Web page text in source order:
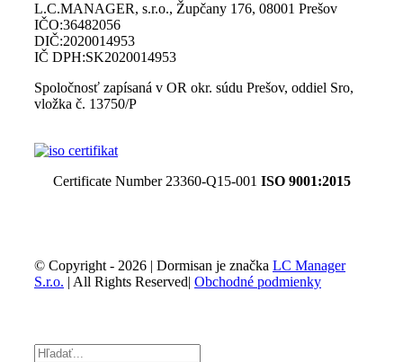
L.C.MANAGER, s.r.o., Župčany 176, 08001 Prešov
IČO:36482056
DIČ:2020014953
IČ DPH:SK2020014953
Spoločnosť zapísaná v OR okr. súdu Prešov, oddiel Sro,
vložka č. 13750/P
Certificate Number 23360-Q15-001 ISO 9001:2015
© Copyright - 2026 | Dormisan je značka LC Manager
S.r.o. | All Rights Reserved| Obchodné podmienky